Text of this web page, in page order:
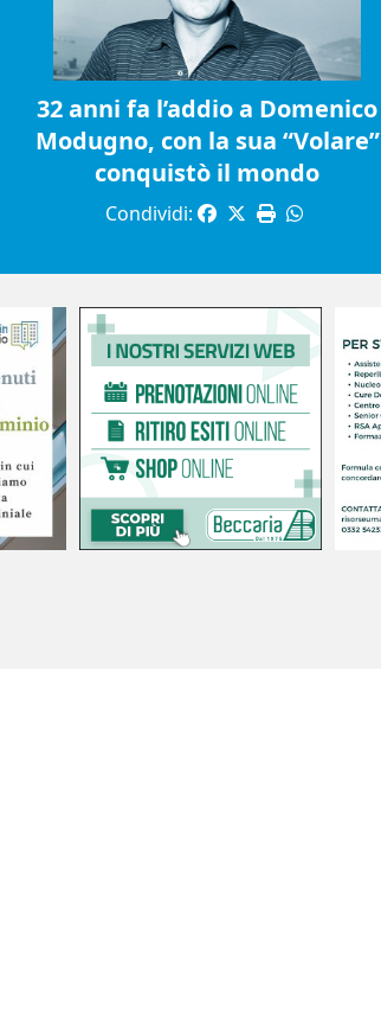
32 anni fa l’addio a Domenico
Modugno, con la sua “Volare”
conquistò il mondo
Condividi: